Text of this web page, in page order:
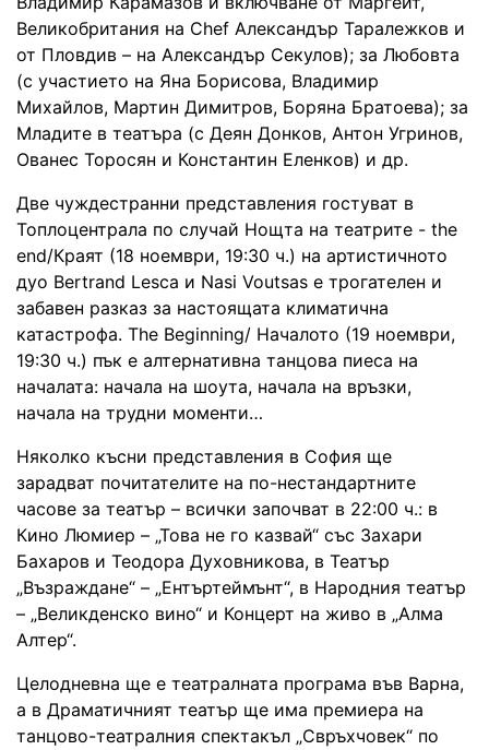
Великобритания на Chef Aлександър Таралежков и
от Пловдив – на Александър Секулов); за Любовта
(с участието на Яна Борисова, Владимир
Михайлов, Мартин Димитров, Боряна Братоева); за
Младите в театъра (с Деян Донков, Антон Угринов,
Ованес Торосян и Константин Еленков) и др.
Две чуждестранни представления гостуват в
Топлоцентрала по случай Нощта на театрите - the
end/Краят (18 ноември, 19:30 ч.) на артистичното
дуо Bertrand Lesca и Nasi Voutsas е трогателен и
забавен разказ за настоящата климатична
катастрофа. The Beginning/ Началото (19 ноември,
19:30 ч.) пък е алтернативна танцова пиеса на
началата: начала на шоута, начала на връзки,
начала на трудни моменти…
Няколко късни представления в София ще
зарадват почитателите на по-нестандартните
часове за театър – всички започват в 22:00 ч.: в
Кино Люмиер – „Това не го казвай“ със Захари
Бахаров и Теодора Духовникова, в Театър
„Възраждане“ – „Ентъртеймънт“, в Народния театър
– „Великденско вино“ и Концерт на живо в „Алма
Алтер“.
Целодневна ще е театралната програма във Варна,
а в Драматичният театър ще има премиера на
танцово-театралния спектакъл „Свръхчовек“ по